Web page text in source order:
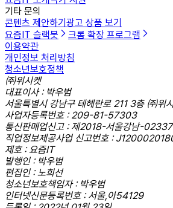
기타 문의
콘텐츠 제안하기 광고 상품 보기
요즘IT 슬랙봇
크롬 확장 프로그램
이용약관
개인정보 처리방침
청소년보호정책
㈜위시켓
대표이사 : 박우범
서울특별시 강남구 테헤란로 211 3층 ㈜위
사업자등록번호 : 209-81-57303
통신판매업신고 : 제2018-서울강남-
직업정보제공사업 신고번호 :
제호 : 요즘IT
발행인 : 박우범
편집인 : 노희선
청소년보호책임자 : 박우범
인터넷신문등록번호 : 서울,아54129